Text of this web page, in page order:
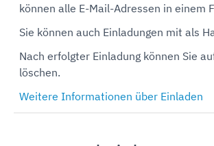
können alle E-Mail-Adressen in
Sie können auch Einladungen mit als
Nach erfolgter Einladung können Sie
löschen.
Weitere Informationen über Einladen